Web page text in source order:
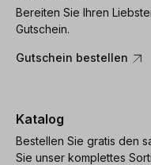
Bereiten Sie Ihren
Gutschein.
Gutschein bestellen
Katalog
Bestellen Sie gratis den
Sie unser komplettes